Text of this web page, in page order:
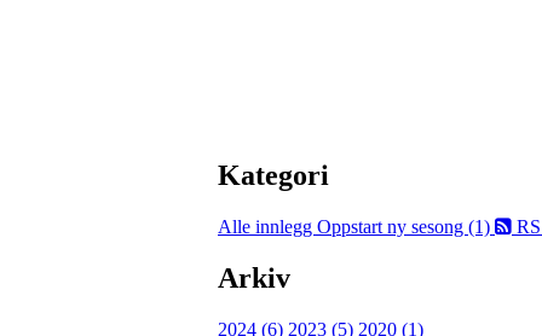
Kategori
Alle innlegg Oppstart ny sesong (1)
Arkiv
2024 (6) 2023 (5) 2020 (1)